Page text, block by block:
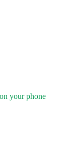
your phone